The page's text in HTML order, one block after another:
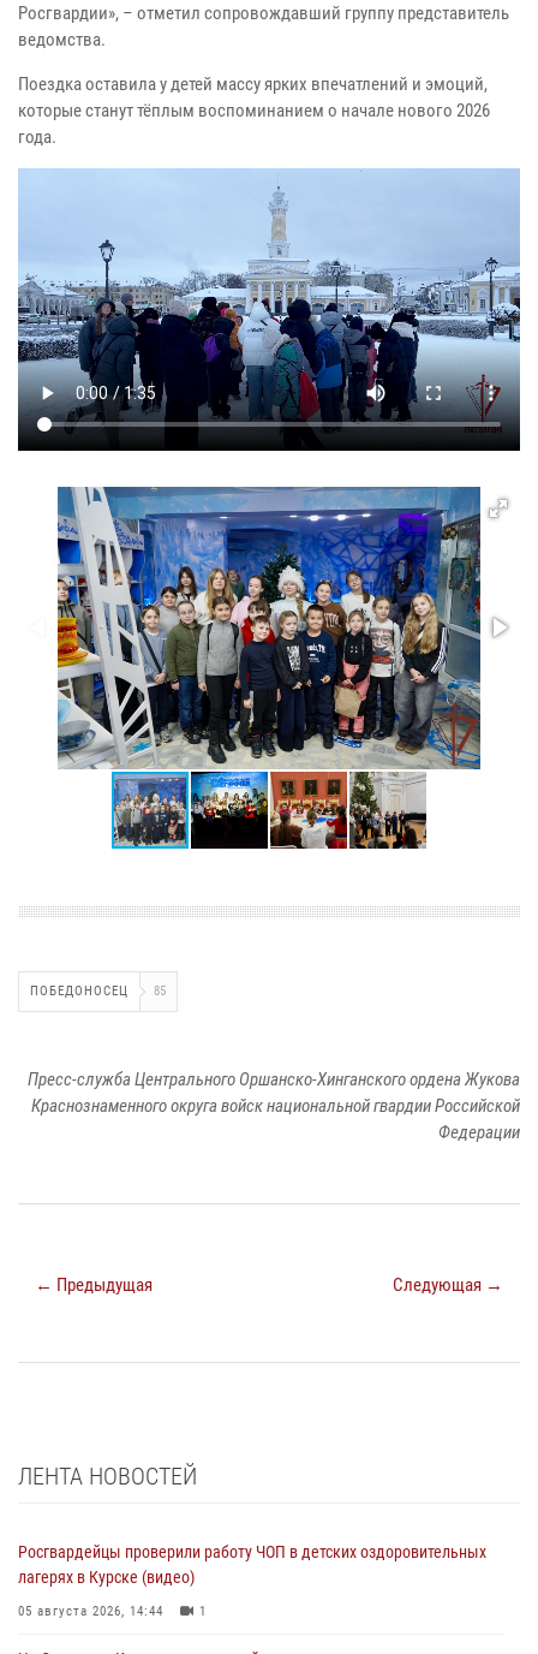
Росгвардии», – отметил сопровождавший группу представитель
ведомства.
Поездка оставила у детей массу ярких впечатлений и эмоций,
которые станут тёплым воспоминанием о начале нового 2026
года.
ПОБЕДОНОСЕЦ 85
Пресс-служба Центрального Оршанско-Хинганского ордена Жукова
Краснознаменного округа войск национальной гвардии Российской
Федерации
← Предыдущая Следующая →
ЛЕНТА НОВОСТЕЙ
Росгвардейцы проверили работу ЧОП в детских оздоровительных
лагерях в Курске (видео)
05 августа 2026, 14:44 1